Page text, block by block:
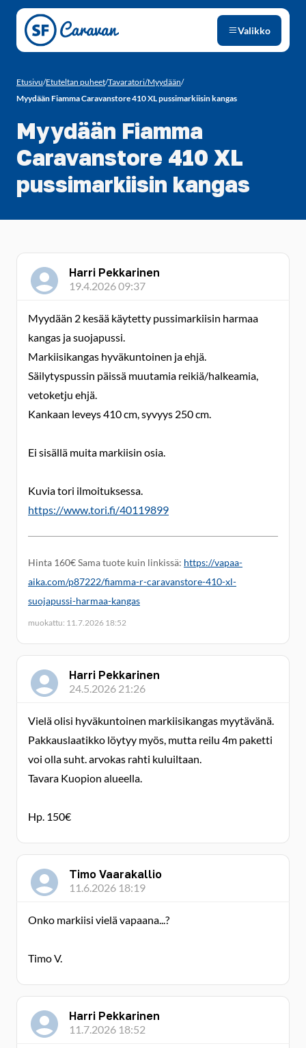
Siirry sivun sisältöön
Valikko
Etusivu/Etuteltan puheet/Tavaratori/Myydään/
Myydään Fiamma Caravanstore 410 XL pussimarkiisin kangas
Myydään Fiamma
Caravanstore 410 XL
pussimarkiisin kangas
Harri Pekkarinen
19.4.2026 09:37
Myydään 2 kesää käytetty pussimarkiisin harmaa
kangas ja suojapussi.
Markiisikangas hyväkuntoinen ja ehjä.
Säilytyspussin päissä muutamia reikiä/halkeamia,
vetoketju ehjä.
Kankaan leveys 410 cm, syvyys 250 cm.
Ei sisällä muita markiisin osia.
Kuvia tori ilmoituksessa.
https://www.tori.fi/40119899
Hinta 160€ Sama tuote kuin linkissä: https://vapaa-
aika.com/p87222/fiamma-r-caravanstore-410-xl-
suojapussi-harmaa-kangas
muokattu: 11.7.2026 18:52
Harri Pekkarinen
24.5.2026 21:26
Vielä olisi hyväkuntoinen markiisikangas myytävänä.
Pakkauslaatikko löytyy myös, mutta reilu 4m paketti
voi olla suht. arvokas rahti kuluiltaan.
Tavara Kuopion alueella.
Hp. 150€
Timo Vaarakallio
11.6.2026 18:19
Onko markiisi vielä vapaana...?
Timo V.
Harri Pekkarinen
11.7.2026 18:52